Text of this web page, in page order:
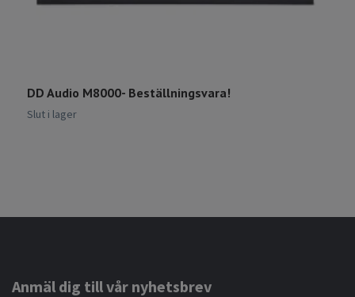
DD Audio M8000- Beställningsvara!
Slut i lager
Anmäl dig till vår nyhetsbrev